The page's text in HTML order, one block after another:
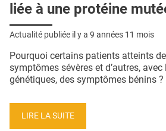
liée à une protéine
Actualité publiée il y a 9 années 11 mois
Pourquoi certains patients atteints
symptômes sévères et d’autres,
génétiques, des symptômes bénins ?
LIRE LA SUITE